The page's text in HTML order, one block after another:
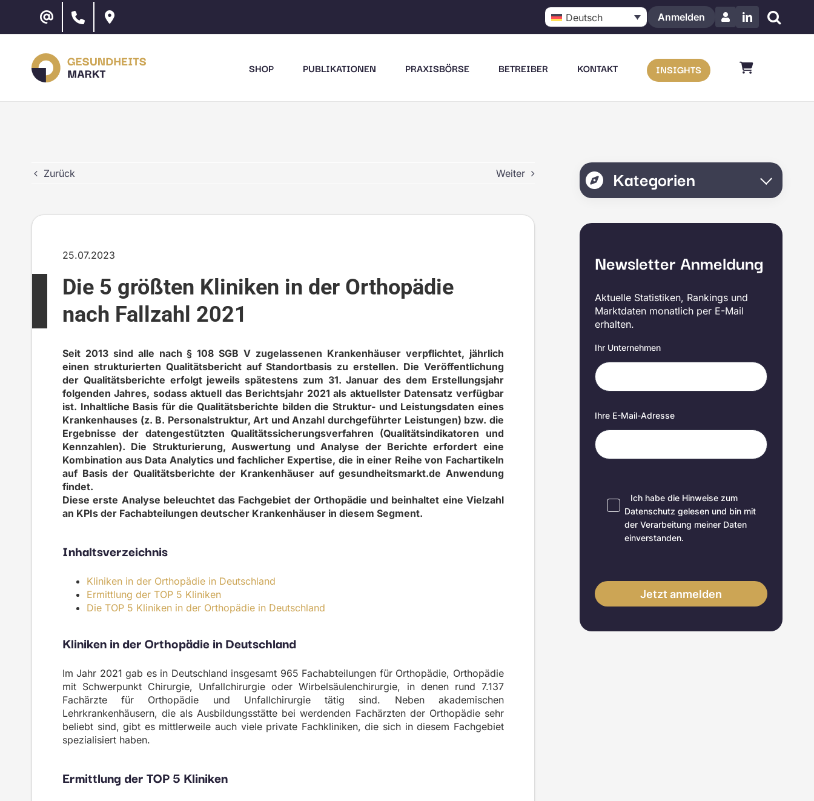
springen
Deutsch Anmelden LinkedIn
SHOP PUBLIKATIONEN PRAXISBÖRSE BETREIBER KONTAKT INSIGHTS
Zurück Weiter
25.07.2023
Die 5 größten Kliniken in der Orthopädie
nach Fallzahl 2021
Seit 2013 sind alle nach § 108 SGB V zugelassenen Krankenhäuser verpflichtet, jährlich
einen strukturierten Qualitätsbericht auf Standortbasis zu erstellen. Die Veröffentlichung
der Qualitätsberichte erfolgt jeweils spätestens zum 31. Januar des dem Erstellungsjahr
folgenden Jahres, sodass aktuell das Berichtsjahr 2021 als aktuellster Datensatz verfügbar
ist. Inhaltliche Basis für die Qualitätsberichte bilden die Struktur- und Leistungsdaten eines
Krankenhauses (z. B. Personalstruktur, Art und Anzahl durchgeführter Leistungen) bzw. die
Ergebnisse der datengestützten Qualitätssicherungsverfahren (Qualitätsindikatoren und
Kennzahlen). Die Strukturierung, Auswertung und Analyse der Berichte erfordert eine
Kombination aus Data Analytics und fachlicher Expertise, die in einer Reihe von Fachartikeln
auf Basis der Qualitätsberichte der Krankenhäuser auf gesundheitsmarkt.de Anwendung
findet.
Diese erste Analyse beleuchtet das Fachgebiet der Orthopädie und beinhaltet eine Vielzahl
an KPIs der Fachabteilungen deutscher Krankenhäuser in diesem Segment.
Inhaltsverzeichnis
Kliniken in der Orthopädie in Deutschland
Ermittlung der TOP 5 Kliniken
Die TOP 5 Kliniken in der Orthopädie in Deutschland
Kliniken in der Orthopädie in Deutschland
Im Jahr 2021 gab es in Deutschland insgesamt 965 Fachabteilungen für Orthopädie, Orthopädie
mit Schwerpunkt Chirurgie, Unfallchirurgie oder Wirbelsäulenchirurgie, in denen rund 7.137
Fachärzte für Orthopädie und Unfallchirurgie tätig sind. Neben akademischen
Lehrkrankenhäusern, die als Ausbildungsstätte bei werdenden Fachärzten der Orthopädie sehr
beliebt sind, gibt es mittlerweile auch viele private Fachkliniken, die sich in diesem Fachgebiet
spezialisiert haben.
Ermittlung der TOP 5 Kliniken
Kategorien
Newsletter Anmeldung
Aktuelle Statistiken, Rankings und
Marktdaten monatlich per E-Mail
erhalten.
Ihr Unternehmen
Ihre E-Mail-Adresse
Ich habe die Hinweise zum
Datenschutz gelesen und bin mit
der Verarbeitung meiner Daten
einverstanden.